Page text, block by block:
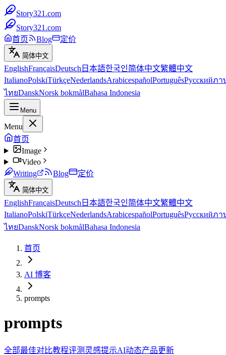
Story321.com
Story321.com
首页
Blog 定价
简体中文
EnglishFrançaisDeutsch 日本語한국인简体中文繁體中文
ItalianoPolskiTürkçeNederlandsArabicespañolPortuguêsРусскийภา
ไทยDanskNorsk bokmålBahasa Indonesia
Menu
Menu
首页
Image
Video
Writing
Blog 定价
简体中文
EnglishFrançaisDeutsch 日本語한국인简体中文繁體中文
ItalianoPolskiTürkçeNederlandsArabicespañolPortuguêsРусскийภา
ไทยDanskNorsk bokmålBahasa Indonesia
首页
AI 博客
prompts
prompts
全部最佳对比教程评测 灵感提示AI动态产品更新